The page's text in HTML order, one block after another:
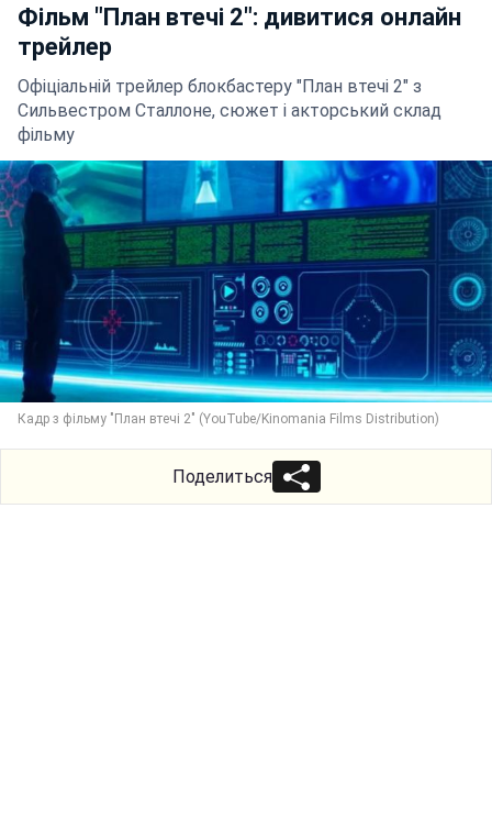
Фільм "План втечі 2": дивитися онлайн
трейлер
Офіціальній трейлер блокбастеру "План втечі 2" з
Сильвестром Сталлоне, сюжет і акторський склад
фільму
Кадр з фільму "План втечі 2" (YouTube/Kinomania Films Distribution)
Поделиться